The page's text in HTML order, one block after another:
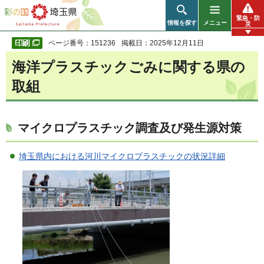
彩の国 埼玉県
情報を探す メニュー
緊急・防
災
ページ番号：151236 掲載日：2025年12月11日
海洋プラスチックごみに関する県の
取組
マイクロプラスチック調査及び発生源対策
埼玉県内における河川マイクロプラスチックの状況詳細